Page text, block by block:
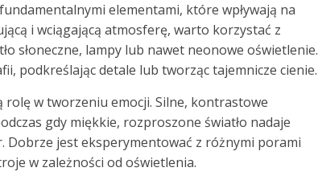
elementami, które wpływają na
i wciągającą atmosferę, warto korzystać z
słoneczne, lampy lub nawet neonowe oświetlenie.
podkreślając detale lub tworząc tajemnicze cienie.
w tworzeniu emocji. Silne, kontrastowe
gdy miękkie, rozproszone światło nadaje
jest eksperymentować z różnymi porami
w zależności od oświetlenia.